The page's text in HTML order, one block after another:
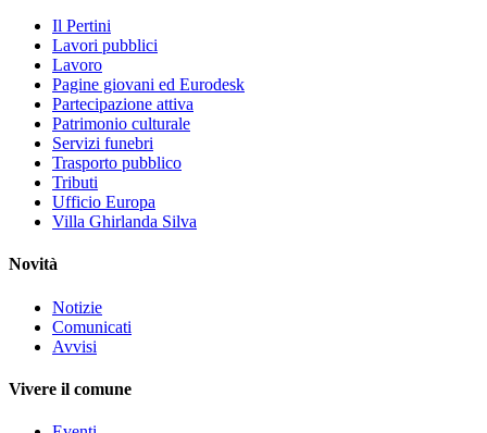
Il Pertini
Lavori pubblici
Lavoro
Pagine giovani ed Eurodesk
Partecipazione attiva
Patrimonio culturale
Servizi funebri
Trasporto pubblico
Tributi
Ufficio Europa
Villa Ghirlanda Silva
Novità
Notizie
Comunicati
Avvisi
Vivere il comune